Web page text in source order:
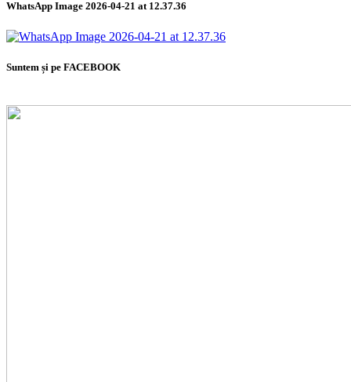
WhatsApp Image 2026-04-21 at 12.37.36
Suntem și pe FACEBOOK